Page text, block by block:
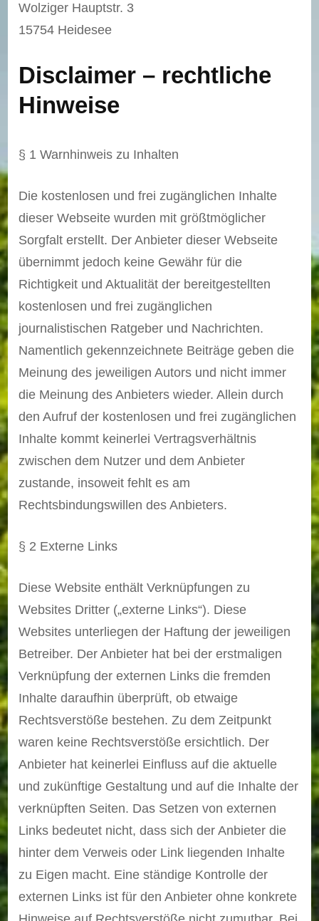
Wolziger Hauptstr. 3
15754 Heidesee
Disclaimer – rechtliche
Hinweise
§ 1 Warnhinweis zu Inhalten
Die kostenlosen und frei zugänglichen Inhalte
dieser Webseite wurden mit größtmöglicher
Sorgfalt erstellt. Der Anbieter dieser Webseite
übernimmt jedoch keine Gewähr für die
Richtigkeit und Aktualität der bereitgestellten
kostenlosen und frei zugänglichen
journalistischen Ratgeber und Nachrichten.
Namentlich gekennzeichnete Beiträge geben die
Meinung des jeweiligen Autors und nicht immer
die Meinung des Anbieters wieder. Allein durch
den Aufruf der kostenlosen und frei zugänglichen
Inhalte kommt keinerlei Vertragsverhältnis
zwischen dem Nutzer und dem Anbieter
zustande, insoweit fehlt es am
Rechtsbindungswillen des Anbieters.
§ 2 Externe Links
Diese Website enthält Verknüpfungen zu
Websites Dritter („externe Links“). Diese
Websites unterliegen der Haftung der jeweiligen
Betreiber. Der Anbieter hat bei der erstmaligen
Verknüpfung der externen Links die fremden
Inhalte daraufhin überprüft, ob etwaige
Rechtsverstöße bestehen. Zu dem Zeitpunkt
waren keine Rechtsverstöße ersichtlich. Der
Anbieter hat keinerlei Einfluss auf die aktuelle
und zukünftige Gestaltung und auf die Inhalte der
verknüpften Seiten. Das Setzen von externen
Links bedeutet nicht, dass sich der Anbieter die
hinter dem Verweis oder Link liegenden Inhalte
zu Eigen macht. Eine ständige Kontrolle der
externen Links ist für den Anbieter ohne konkrete